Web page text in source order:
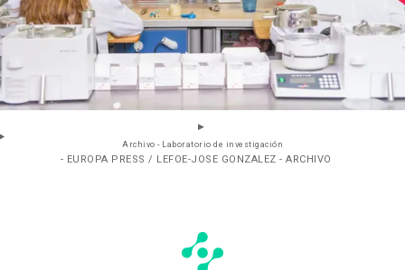
Archivo - Laboratorio de investigación
- EUROPA PRESS / LEFOE-JOSE GONZALEZ - ARCHIVO